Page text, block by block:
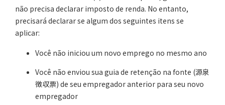
não precisa declarar imposto de renda. No entanto,
precisará declarar se algum dos seguintes itens se
aplicar:
Você não iniciou um novo emprego no mesmo ano
Você não enviou sua guia de retenção na fonte (源泉
徴収票) de seu empregador anterior para seu novo
empregador